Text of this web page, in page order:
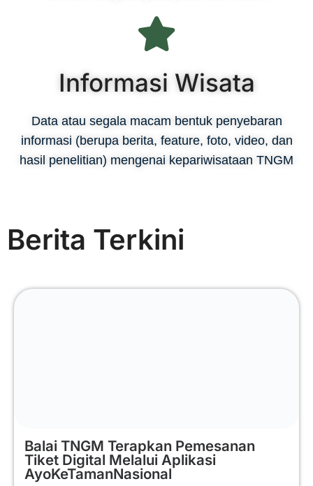
Informasi Wisata
Data atau segala macam bentuk penyebaran
informasi (berupa berita, feature, foto, video, dan
hasil penelitian) mengenai kepariwisataan TNGM
Berita Terkini
Balai TNGM Terapkan Pemesanan
Tiket Digital Melalui Aplikasi
AyoKeTamanNasional